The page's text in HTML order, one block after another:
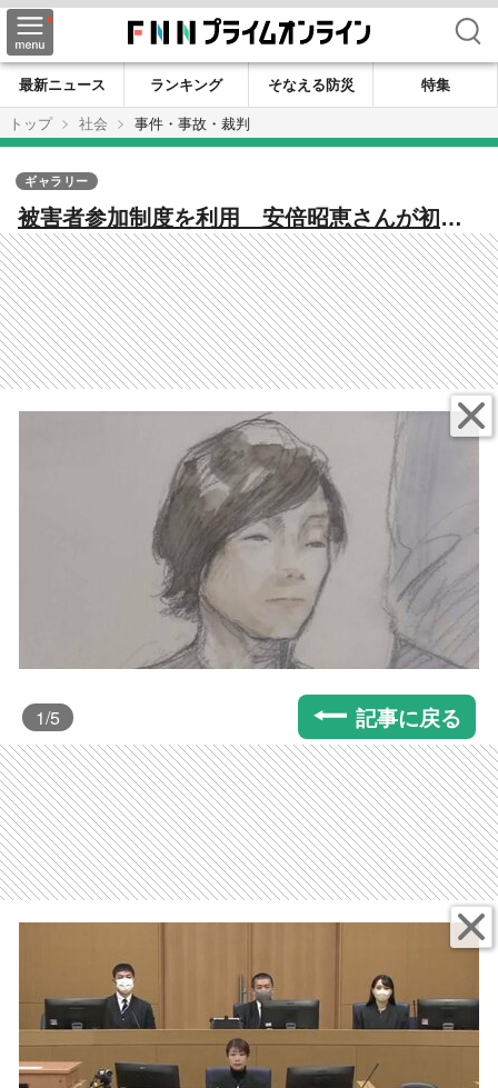
検索
最新ニュース ランキング そなえる防災
特集
トップ
社会 事件・事故・裁判
被害者参加制度を利用 安倍昭恵さんが初め
て法廷に出席 安倍元総理銃撃・殺害事件裁
判
ギャラリー
1/5 記事に戻る